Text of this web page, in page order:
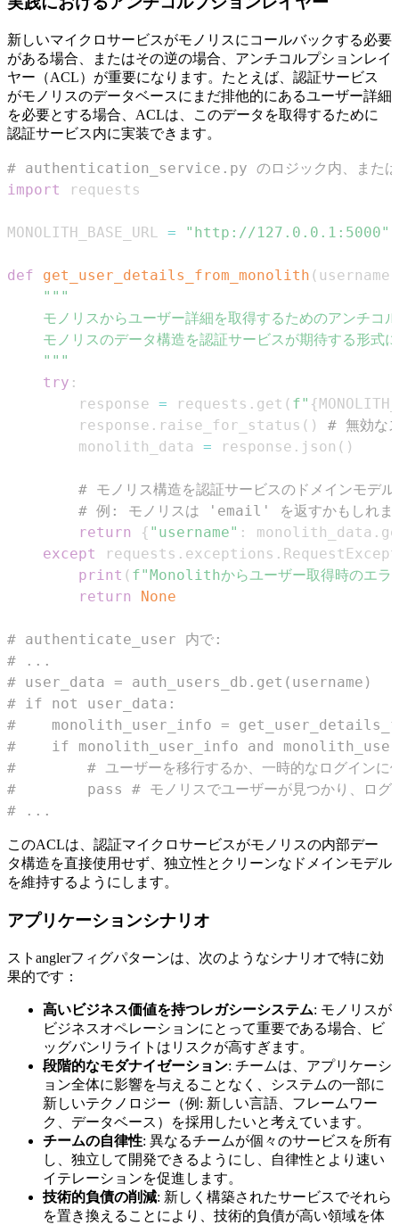
新しいマイクロサービスがモノリスにコールバックする必要
がある場合、またはその逆の場合、アンチコルプションレイ
ヤー（ACL）が重要になります。たとえば、認証サービス
がモノリスのデータベースにまだ排他的にあるユーザー詳細
を必要とする場合、ACLは、このデータを取得するために
認証サービス内に実装できます。
# authentication_service.py のロジック内、または専
import
MONOLITH_BASE_URL = "http://127.0.0.1:5000"
def get_user_details_from_monolith ( username
    """
try :
        response
= requests . get ( f" {
        response
. raise_for_status ( )
# 無効な
        monolith_data
= response . json ( )
# モノリス構造を認証サービスのドメインモデル
# 例: モノリスは 'email' を返すかもしれま
return
{ "username" : monolith_data .
except
requests . exceptions .
print ( f"Monolithからユーザー取得時のエ
return
None
# authenticate_user 内で:
# ...
# user_data = auth_users_db.get(username)
# if not user_data:
#    monolith_user_info =
#    if monolith_user_info and
#        # ユーザーを移行するか、一時的なログインに
#        pass # モノリスでユーザーが見つかり、ログ
# ...
このACLは、認証マイクロサービスがモノリスの内部デー
タ構造を直接使用せず、独立性とクリーンなドメインモデル
を維持するようにします。
アプリケーションシナリオ
ストanglerフィグパターンは、次のようなシナリオで特に効
果的です：
高いビジネス価値を持つレガシーシステム: モノリスが
ビジネスオペレーションにとって重要である場合、ビ
ッグバンリライトはリスクが高すぎます。
段階的なモダナイゼーション: チームは、アプリケーシ
ョン全体に影響を与えることなく、システムの一部に
新しいテクノロジー（例: 新しい言語、フレームワー
ク、データベース）を採用したいと考えています。
チームの自律性: 異なるチームが個々のサービスを所有
し、独立して開発できるようにし、自律性とより速い
イテレーションを促進します。
技術的負債の削減: 新しく構築されたサービスでそれら
を置き換えることにより、技術的負債が高い領域を体